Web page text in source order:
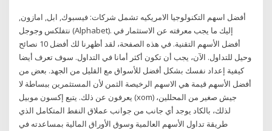
أفضل اسهم التكنولوجيا الامريكيه تشمل شركات: فيسبوك, ابل, امازون,
نتفلكس وجوجل (Alphabet). إليك ما يجب معرفته عن الاستثمار في
أفضل الأسهم التقنية. في هذه الصفحة، لقد أظهرنا لك أفضل 10 نصائح
وحيل للتداول. الآن، يجب أن تكون أكثر أمانا في التداول. سوف تعرف أيضا
كيفية إعداد نفسك بشكل أفضل للأسواق مع القليل من الجهد. بعض من
أفضل الأسهم قيمة هي الاسهم الرخيصة الثمن لأن المستثمرين ببساطة لا
يعرفون عن ذلك. يتبع إكسون موبيل (xom) جيش صغير من المحللين،
لذلك، بالكاد يوجد أي جانب من جوانب عملاق النفط المتكامل الذي
طريقة تداول الأسهم العالمية وسوق الأوراق المالية بمساعدته في